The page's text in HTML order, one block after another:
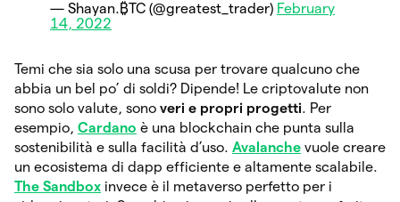
— Shayan.₿TC (@greatest_trader) February
14, 2022
Temi che sia solo una scusa per trovare qualcuno che
abbia un bel po’ di soldi? Dipende! Le criptovalute non
sono solo valute, sono veri e propri progetti. Per
esempio, Cardano è una blockchain che punta sulla
sostenibilità e sulla facilità d’uso. Avalanche vuole creare
un ecosistema di dapp efficiente e altamente scalabile.
The Sandbox invece è il metaverso perfetto per i